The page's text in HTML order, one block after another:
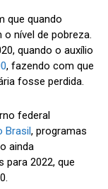
que quando
nível de pobreza.
quando o auxílio
, fazendo com que
fosse perdida.
federal
Brasil , programas
ainda
para 2022, que